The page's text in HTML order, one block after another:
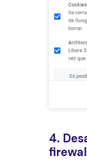
4.